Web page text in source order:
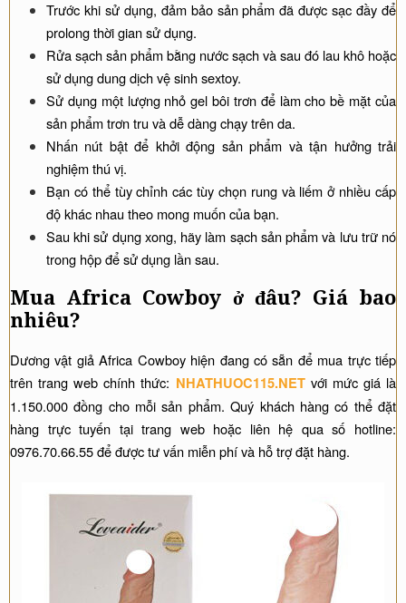
Trước khi sử dụng, đảm bảo sản phẩm đã được sạc đầy để
prolong thời gian sử dụng.
Rửa sạch sản phẩm bằng nước sạch và sau đó lau khô hoặc
sử dụng dung dịch vệ sinh sextoy.
Sử dụng một lượng nhỏ gel bôi trơn để làm cho bề mặt của
sản phẩm trơn tru và dễ dàng chạy trên da.
Nhấn nút bật để khởi động sản phẩm và tận hưởng trải
nghiệm thú vị.
Bạn có thể tùy chỉnh các tùy chọn rung và liếm ở nhiều cấp
độ khác nhau theo mong muốn của bạn.
Sau khi sử dụng xong, hãy làm sạch sản phẩm và lưu trữ nó
trong hộp để sử dụng lần sau.
Mua Africa Cowboy ở đâu? Giá bao
nhiêu?
Dương vật giả Africa Cowboy hiện đang có sẵn để mua trực tiếp
trên trang web chính thức: NHATHUOC115.NETvới mức giá là
1.150.000 đồng cho mỗi sản phẩm. Quý khách hàng có thể đặt
hàng trực tuyến tại trang web hoặc liên hệ qua số hotline:
0976.70.66.55 để được tư vấn miễn phí và hỗ trợ đặt hàng.